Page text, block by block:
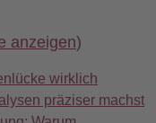
anzeigen)
wirklich
präziser machst